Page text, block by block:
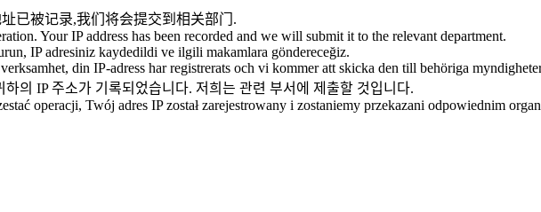
已被记录,我们将会提交到相关部门.
Your IP address has been recorded and we will submit it to the relevant department.
IP adresiniz kaydedildi ve ilgili makamlara göndereceğiz.
din IP-adress har registrerats och vi kommer att skicka den till behöriga
의 IP 주소가 기록되었습니다. 저희는 관련 부서에 제출할 것입니다.
operacji, Twój adres IP został zarejestrowany i zostaniemy przekazani odpowiednim